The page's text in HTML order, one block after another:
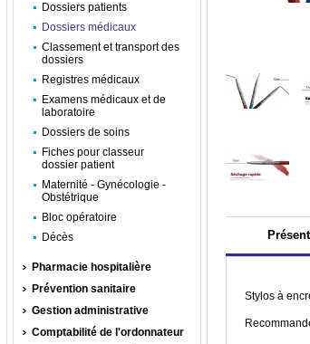
Stylos à
Dossiers patients
Dossiers médicaux
Classement et transport des
dossiers
Registres médicaux
Examens médicaux et de
laboratoire
Dossiers de soins
Fiches pour classeur
dossier patient
Maternité - Gynécologie -
Obstétrique
Bloc opératoire
Décès
Pharmacie hospitalière
Prévention sanitaire
Gestion administrative
Comptabilité de l'ordonnateur